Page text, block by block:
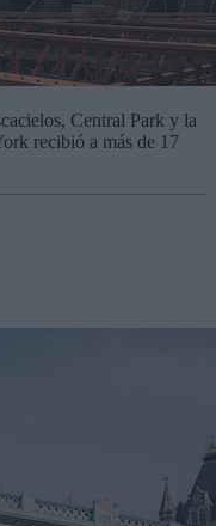
Central Park y la
recibió a más de 17